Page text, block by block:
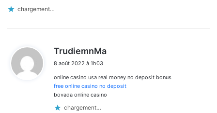
chargement…
TrudiemnMa
:
8 août 2022 à 1h03
online casino usa real money no deposit bonus
free online casino no deposit
bovada online casino
chargement…